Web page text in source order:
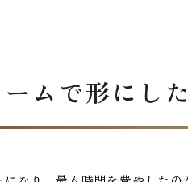
ムで形にし